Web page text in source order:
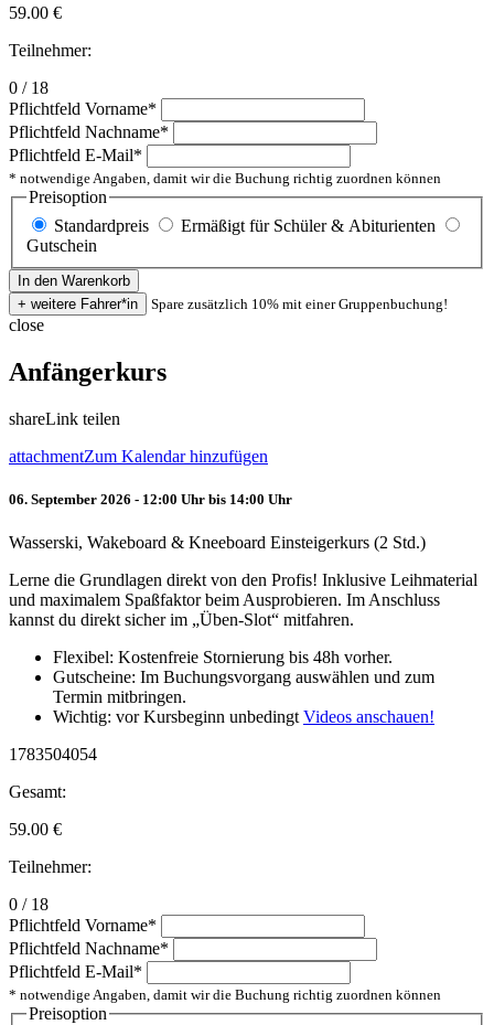
59.00 €
Teilnehmer:
0 / 18
Pflichtfeld Vorname*
Pflichtfeld Nachname*
Pflichtfeld E-Mail*
* notwendige Angaben, damit wir die Buchung richtig zuordnen können
Preisoption
Standardpreis
Ermäßigt für Schüler & Abiturienten
Gutschein
Spare zusätzlich 10% mit einer Gruppenbuchung!
close
Anfängerkurs
shareLink teilen
attachmentZum Kalendar hinzufügen
06. September 2026 - 12:00 Uhr bis 14:00 Uhr
Wasserski, Wakeboard & Kneeboard Einsteigerkurs (2 Std.)
Lerne die Grundlagen direkt von den Profis! Inklusive Leihmaterial
und maximalem Spaßfaktor beim Ausprobieren. Im Anschluss
kannst du direkt sicher im „Üben-Slot“ mitfahren.
Flexibel: Kostenfreie Stornierung bis 48h vorher.
Gutscheine: Im Buchungsvorgang auswählen und zum
Termin mitbringen.
Wichtig: vor Kursbeginn unbedingt Videos anschauen!
1783504054
Gesamt:
59.00 €
Teilnehmer:
0 / 18
Pflichtfeld Vorname*
Pflichtfeld Nachname*
Pflichtfeld E-Mail*
* notwendige Angaben, damit wir die Buchung richtig zuordnen können
Preisoption